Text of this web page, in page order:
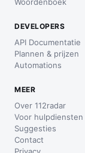
DEVELOPERS
API Documentatie
Plannen & prijzen
Automations
MEER
Over 112radar
Voor hulpdiensten
Suggesties
Contact